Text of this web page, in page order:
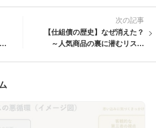
次の記事
【仕組債の歴史】なぜ消えた？
～人気商品の裏に潜むリスク